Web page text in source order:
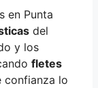
en Punta
del
y los
fletes
confianza lo